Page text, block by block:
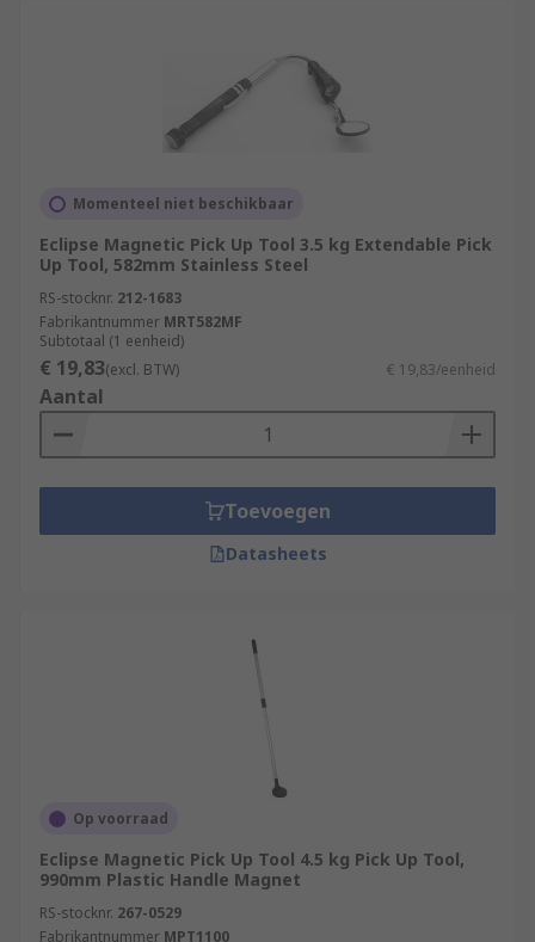
Momenteel niet beschikbaar
Eclipse Magnetic Pick Up Tool 3.5 kg Extendable Pick
Up Tool, 582mm Stainless Steel
RS-stocknr. 212-1683
Fabrikantnummer MRT582MF
Subtotaal (1 eenheid)
€ 19,83(excl. BTW) € 19,83/eenheid
Aantal
Toevoegen
Datasheets
Op voorraad
Eclipse Magnetic Pick Up Tool 4.5 kg Pick Up Tool,
990mm Plastic Handle Magnet
RS-stocknr. 267-0529
Fabrikantnummer MPT1100